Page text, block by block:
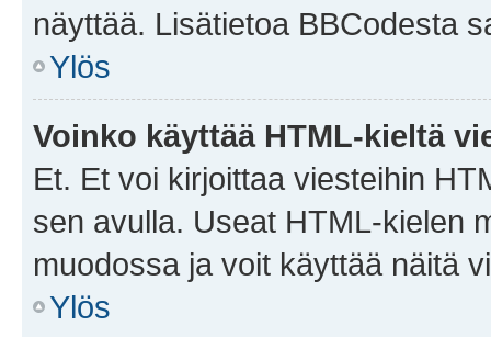
näyttää. Lisätietoa BBCodesta
Ylös
Voinko käyttää HTML-kieltä
Et. Et voi kirjoittaa viesteihin
sen avulla. Useat HTML-kielen
muodossa ja voit käyttää näitä
Ylös